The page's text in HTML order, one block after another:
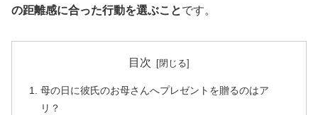
の距離感に合った行動を選ぶことです。
目次
母の日に彼氏のお母さんへプレゼントを贈るのはア
リ？